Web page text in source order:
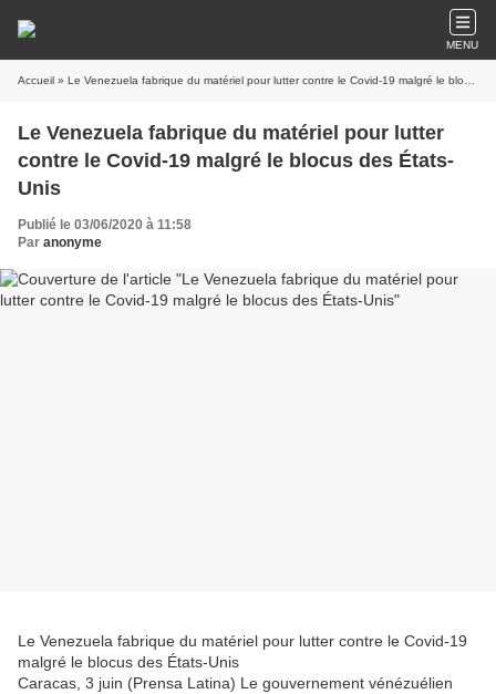
MENU
Accueil » Le Venezuela fabrique du matériel pour lutter contre le Covid-19 malgré le blocus des États-Unis
Le Venezuela fabrique du matériel pour lutter
contre le Covid-19 malgré le blocus des États-
Unis
Publié le 03/06/2020 à 11:58
Par anonyme
Le Venezuela fabrique du matériel pour lutter contre le Covid-19
malgré le blocus des États-Unis
Caracas, 3 juin (Prensa Latina) Le gouvernement vénézuélien